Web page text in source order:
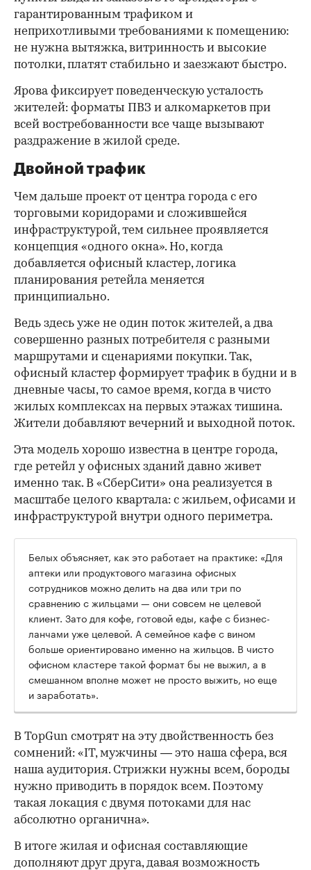
гарантированным трафиком и
неприхотливыми требованиями к помещению:
не нужна вытяжка, витринность и высокие
потолки, платят стабильно и заезжают быстро.
Ярова фиксирует поведенческую усталость
жителей: форматы ПВЗ и алкомаркетов при
всей востребованности все чаще вызывают
раздражение в жилой среде.
Двойной трафик
Чем дальше проект от центра города с его
торговыми коридорами и сложившейся
инфраструктурой, тем сильнее проявляется
концепция «одного окна». Но, когда
добавляется офисный кластер, логика
планирования ретейла меняется
принципиально.
Ведь здесь уже не один поток жителей, а два
совершенно разных потребителя с разными
маршрутами и сценариями покупки. Так,
офисный кластер формирует трафик в будни и в
дневные часы, то самое время, когда в чисто
жилых комплексах на первых этажах тишина.
Жители добавляют вечерний и выходной поток.
Эта модель хорошо известна в центре города,
где ретейл у офисных зданий давно живет
именно так. В «СберСити» она реализуется в
масштабе целого квартала: с жильем, офисами и
инфраструктурой внутри одного периметра.
Белых объясняет, как это работает на практике: «Для
аптеки или продуктового магазина офисных
сотрудников можно делить на два или три по
сравнению с жильцами — они совсем не целевой
клиент. Зато для кофе, готовой еды, кафе с бизнес-
ланчами уже целевой. А семейное кафе с вином
больше ориентировано именно на жильцов. В чисто
офисном кластере такой формат бы не выжил, а в
смешанном вполне может не просто выжить, но еще
и заработать».
В TopGun смотрят на эту двойственность без
сомнений: «IT, мужчины — это наша сфера, вся
наша аудитория. Стрижки нужны всем, бороды
нужно приводить в порядок всем. Поэтому
такая локация с двумя потоками для нас
абсолютно органична».
В итоге жилая и офисная составляющие
дополняют друг друга, давая возможность